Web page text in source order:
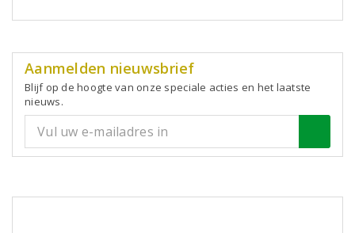
Aanmelden nieuwsbrief
Blijf op de hoogte van onze speciale acties en het laatste
nieuws.